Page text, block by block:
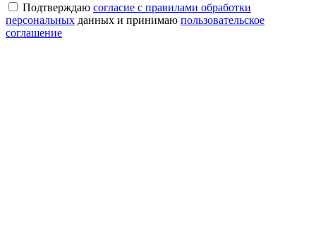
Подтверждаю согласие с правилами обработки
персональных данных и принимаю пользовательское
соглашение